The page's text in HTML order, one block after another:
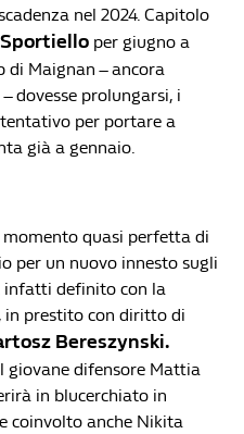
nel 2024. Capitolo
Sportiello per giugno a
di Maignan – ancora
dovesse prolungarsi, i
per portare a
già a gennaio.
quasi perfetta di
per un nuovo innesto sugli
infatti definito con la
in prestito con diritto di
Bereszynski.
giovane difensore Mattia
in blucerchiato in
coinvolto anche Nikita